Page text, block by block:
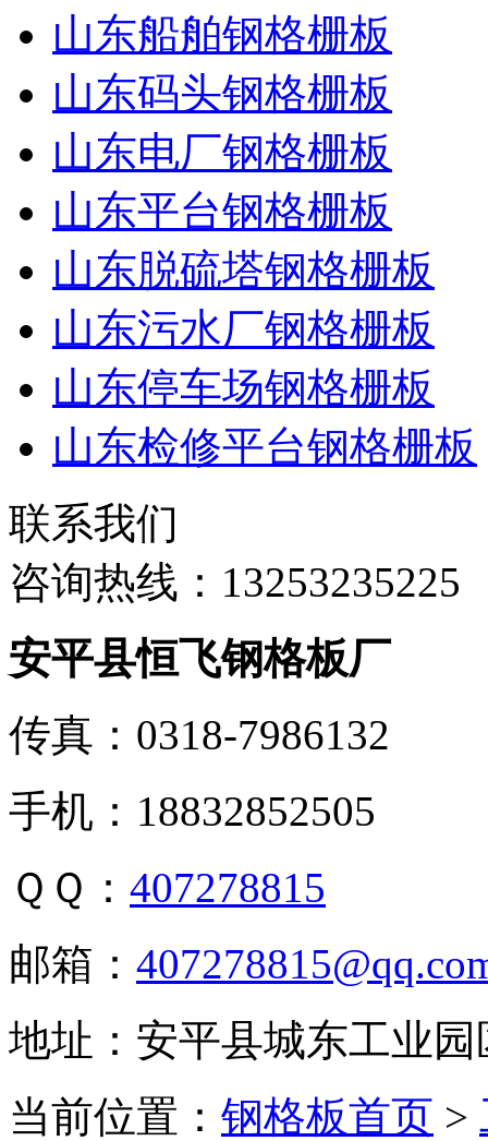
山东船舶钢格栅板
山东码头钢格栅板
山东电厂钢格栅板
山东平台钢格栅板
山东脱硫塔钢格栅板
山东污水厂钢格栅板
山东停车场钢格栅板
山东检修平台钢格栅板
联系我们
咨询热线： 13253235225
安平县恒飞钢格板厂
传真：0318-7986132
手机：18832852505
ＱＱ： 407278815
邮箱：
地址：安平县城东工业园
当前位置： 钢格板首页 >